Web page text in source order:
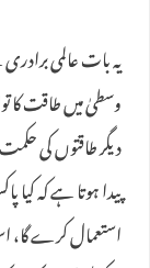
یہ بات عالمی
وسطیٰ میں طاقت کا
دیگر طاقتوں کی
پیدا ہوتا ہے کہ
استعمال کرے گا،